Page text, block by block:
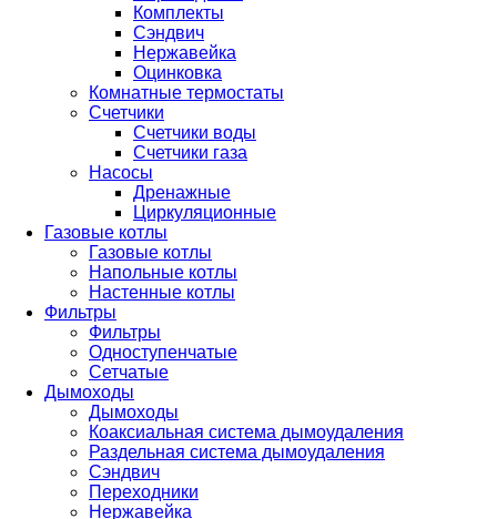
Комплекты
Сэндвич
Нержавейка
Оцинковка
Комнатные термостаты
Счетчики
Счетчики воды
Счетчики газа
Насосы
Дренажные
Циркуляционные
Газовые котлы
Газовые котлы
Напольные котлы
Настенные котлы
Фильтры
Фильтры
Одноступенчатые
Сетчатые
Дымоходы
Дымоходы
Коаксиальная система дымоудаления
Раздельная система дымоудаления
Сэндвич
Переходники
Нержавейка